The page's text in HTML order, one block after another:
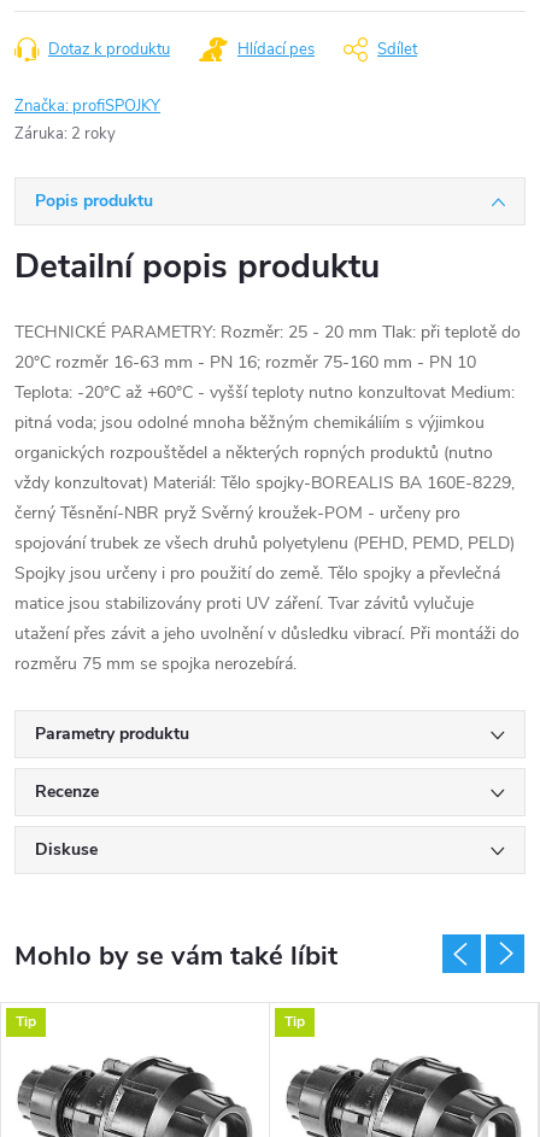
Dotaz k produktu Hlídací pes Sdílet
Značka: profiSPOJKY
Záruka: 2 roky
Popis produktu
Detailní popis produktu
TECHNICKÉ PARAMETRY: Rozměr: 25 - 20 mm Tlak: při teplotě do
20°C rozměr 16-63 mm - PN 16; rozměr 75-160 mm - PN 10
Teplota: -20°C až +60°C - vyšší teploty nutno konzultovat Medium:
pitná voda; jsou odolné mnoha běžným chemikáliím s výjimkou
organických rozpouštědel a některých ropných produktů (nutno
vždy konzultovat) Materiál: Tělo spojky-BOREALIS BA 160E-8229,
černý Těsnění-NBR pryž Svěrný kroužek-POM - určeny pro
spojování trubek ze všech druhů polyetylenu (PEHD, PEMD, PELD)
Spojky jsou určeny i pro použití do země. Tělo spojky a převlečná
matice jsou stabilizovány proti UV záření. Tvar závitů vylučuje
utažení přes závit a jeho uvolnění v důsledku vibrací. Při montáži do
rozměru 75 mm se spojka nerozebírá.
Parametry produktu
Recenze
Diskuse
Tip Tip